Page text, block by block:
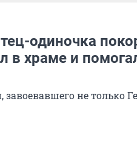
одиночка
в храме и
не только